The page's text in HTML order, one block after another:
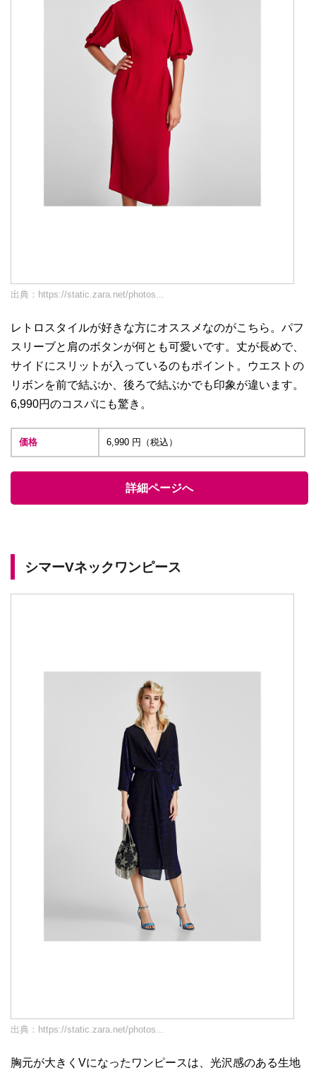
出典： https://static.zara.net/photos...
レトロスタイルが好きな方にオススメなのがこちら。パフ
スリーブと肩のボタンが何とも可愛いです。丈が長めで、
サイドにスリットが入っているのもポイント。ウエストの
リボンを前で結ぶか、後ろで結ぶかでも印象が違います。
6,990円のコスパにも驚き。
価格 6,990 円（税込）
詳細ページへ
シマーVネックワンピース
出典： https://static.zara.net/photos...
胸元が大きくVになったワンピースは、光沢感のある生地